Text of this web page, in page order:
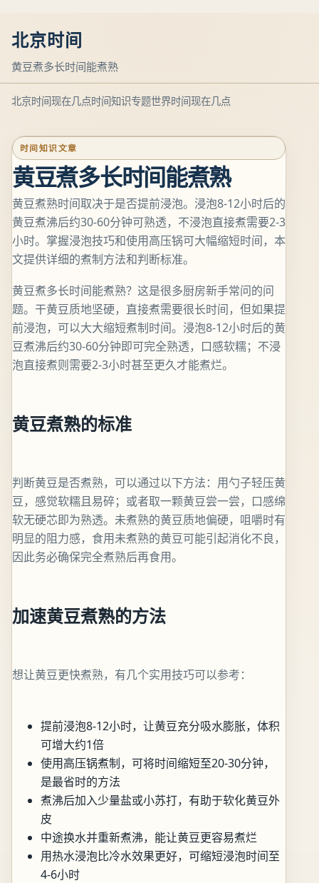
北京时间
黄豆煮多长时间能煮熟
北京时间现在几点时间知识专题世界时间现在几点
时间知识文章
黄豆煮多长时间能煮熟
黄豆煮熟时间取决于是否提前浸泡。浸泡8-12小时后的
黄豆煮沸后约30-60分钟可熟透，不浸泡直接煮需要2-3
小时。掌握浸泡技巧和使用高压锅可大幅缩短时间，本
文提供详细的煮制方法和判断标准。
黄豆煮多长时间能煮熟？这是很多厨房新手常问的问
题。干黄豆质地坚硬，直接煮需要很长时间，但如果提
前浸泡，可以大大缩短煮制时间。浸泡8-12小时后的黄
豆煮沸后约30-60分钟即可完全熟透，口感软糯；不浸
泡直接煮则需要2-3小时甚至更久才能煮烂。
黄豆煮熟的标准
判断黄豆是否煮熟，可以通过以下方法：用勺子轻压黄
豆，感觉软糯且易碎；或者取一颗黄豆尝一尝，口感绵
软无硬芯即为熟透。未煮熟的黄豆质地偏硬，咀嚼时有
明显的阻力感，食用未煮熟的黄豆可能引起消化不良，
因此务必确保完全煮熟后再食用。
加速黄豆煮熟的方法
想让黄豆更快煮熟，有几个实用技巧可以参考：
提前浸泡8-12小时，让黄豆充分吸水膨胀，体积
可增大约1倍
使用高压锅煮制，可将时间缩短至20-30分钟，
是最省时的方法
煮沸后加入少量盐或小苏打，有助于软化黄豆外
皮
中途换水并重新煮沸，能让黄豆更容易煮烂
用热水浸泡比冷水效果更好，可缩短浸泡时间至
4-6小时